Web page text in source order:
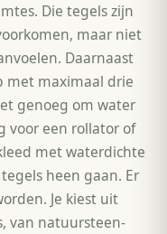
Die tegels zijn
maar niet
Daarnaast
met maximaal drie
genoeg om water
voor een rollator of
met waterdichte
heen gaan. Er
Je kiest uit
van natuursteen-